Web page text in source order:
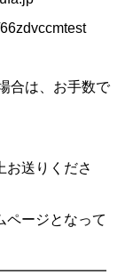
合は、お手数で
お送りくださ
ージとなって